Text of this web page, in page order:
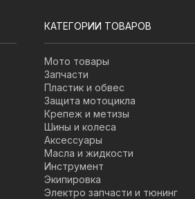
КАТЕГОРИИ ТОВАРОВ
Мото товары
Запчасти
Пластик и обвес
Защита мотоцикла
Крепеж и метизы
Шины и колеса
Аксессуары
Масла и жидкости
Инструмент
Экипировка
Электро запчасти и тюнинг